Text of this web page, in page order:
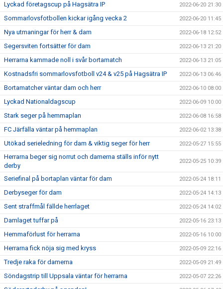
Lyckad företagscup på Hagsätra IP 2022-06-20 21:30
Sommarlovsfotbollen kickar igång vecka 2 2022-06-20 11:45
Nya utmaningar för herr & dam 2022-06-18 12:52
Segersviten fortsätter för dam 2022-06-13 21:20
Herrarna kammade noll i svår bortamatch 2022-06-13 21:05
Kostnadsfri sommarlovsfotboll v24 & v25 på Hagsätra IP 2022-06-13 06:46
Bortamatcher väntar dam och herr 2022-06-10 08:00
Lyckad Nationaldagscup 2022-06-09 10:00
Stark seger på hemmaplan 2022-06-08 16:58
FC Järfälla väntar på hemmaplan 2022-06-02 13:38
Utökad serieledning för dam & viktig seger för herr 2022-05-27 15:55
Herrarna beger sig norrut och damerna ställs inför nytt
derby
2022-05-25 10:39
Seriefinal på bortaplan väntar för dam 2022-05-24 18:11
Derbyseger för dam 2022-05-24 14:13
Sent straffmål fällde herrlaget 2022-05-24 14:02
Damlaget tuffar på 2022-05-16 23:13
Hemmaförlust för herrarna 2022-05-16 10:00
Herrarna fick nöja sig med kryss 2022-05-09 22:16
Tredje raka för damerna 2022-05-09 21:49
Söndagstrip till Uppsala väntar för herrarna 2022-05-07 22:26